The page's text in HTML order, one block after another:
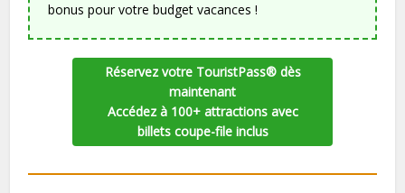
bonus pour votre budget vacances !
Réservez votre TouristPass® dès
maintenant
Accédez à 100+ attractions avec
billets coupe-file inclus